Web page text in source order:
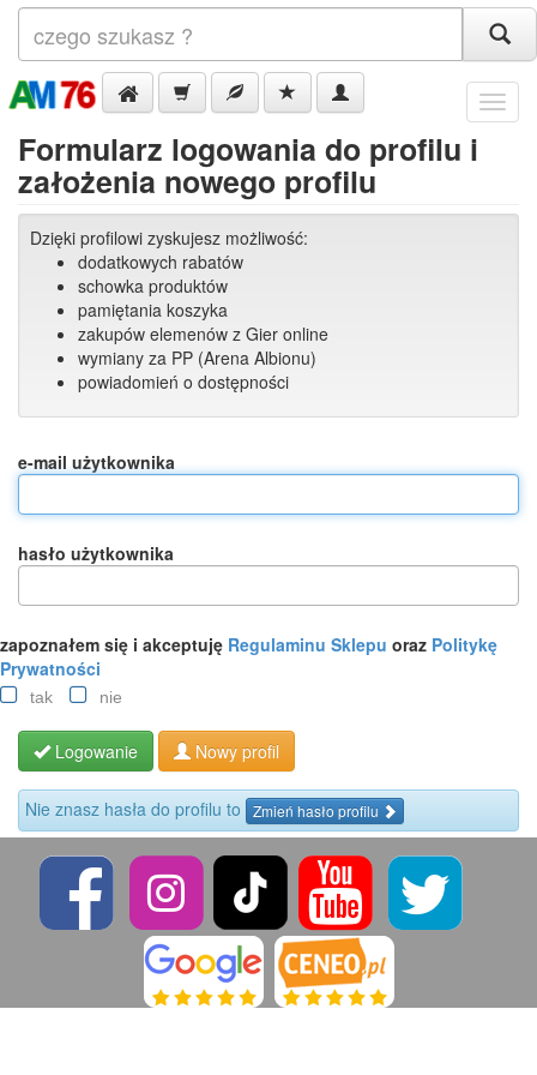
Menu
Formularz logowania do profilu i
założenia nowego profilu
Dzięki profilowi zyskujesz możliwość:
dodatkowych rabatów
schowka produktów
pamiętania koszyka
zakupów elemenów z Gier online
wymiany za PP (Arena Albionu)
powiadomień o dostępności
e-mail użytkownika
hasło użytkownika
zapoznałem się i akceptuję Regulaminu Sklepu oraz Politykę
Prywatności
tak nie
Logowanie Nowy profil
Nie znasz hasła do profilu to Zmień hasło profilu